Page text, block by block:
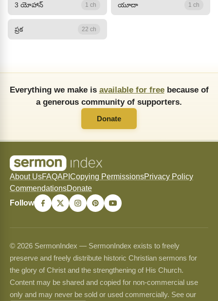
3 యోహాన్‍ 1 ch యూదా 1 ch
ప్రక 22 ch
Everything we make is available for freebecause of
a generous community of supporters.
Donate
About UsFAQAPI Copying PermissionsPrivacy Policy
CommendationsDonate
Follow
© 2026 SermonIndex — SermonIndex exists to freely
preserve and freely distribute historic Christian sermons for
the glory of Christ and the strengthening of His Church.
Content may be shared and copied for non-commercial use
only and may never be sold or used commercially. See our